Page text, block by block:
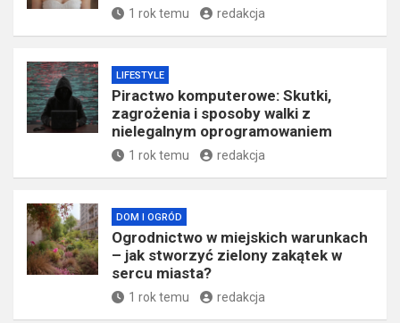
1 rok temu redakcja
LIFESTYLE
Piractwo komputerowe: Skutki,
zagrożenia i sposoby walki z
nielegalnym oprogramowaniem
1 rok temu redakcja
DOM I OGRÓD
Ogrodnictwo w miejskich warunkach
– jak stworzyć zielony zakątek w
sercu miasta?
1 rok temu redakcja